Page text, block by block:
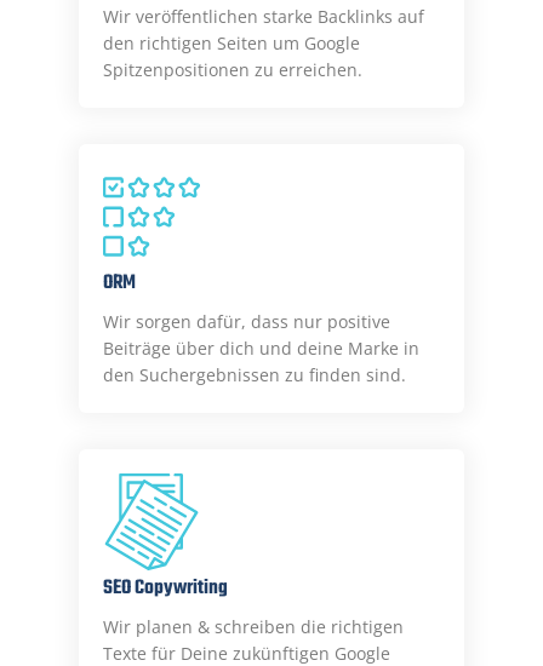
Wir veröffentlichen starke Backlinks auf
den richtigen Seiten um Google
Spitzenpositionen zu erreichen.
ORM
Wir sorgen dafür, dass nur positive
Beiträge über dich und deine Marke in
den Suchergebnissen zu finden sind.
SEO Copywriting
Wir planen & schreiben die richtigen
Texte für Deine zukünftigen Google